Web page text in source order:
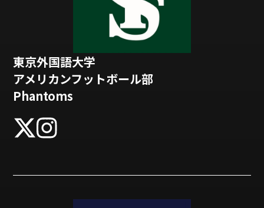
東京外国語大学
アメリカンフットボール部
Phantoms